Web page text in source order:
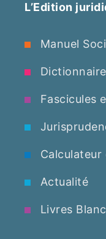
L’Edition
Manuel
Fascicules
Actualité
Livres